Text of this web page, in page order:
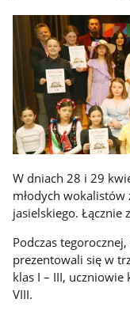
W dniach 28 i 29
młodych wokalistów
jasielskiego. Łącznie
Podczas
prezentowali się w
klas I – III, uczniowie
VIII.